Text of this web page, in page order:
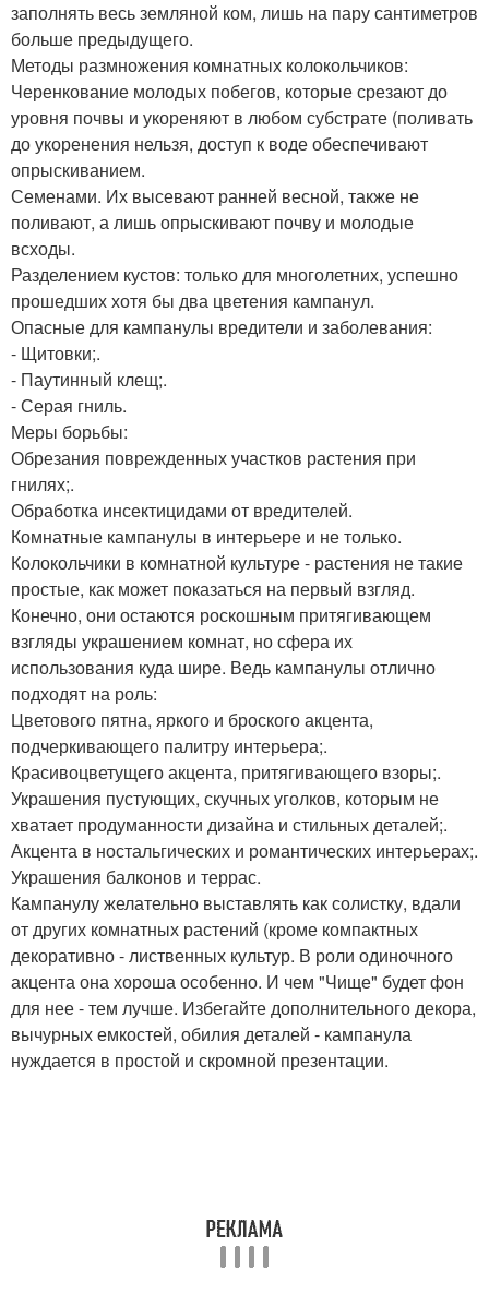
заполнять весь земляной ком, лишь на пару сантиметров
больше предыдущего.
Методы размножения комнатных колокольчиков:
Черенкование молодых побегов, которые срезают до
уровня почвы и укореняют в любом субстрате (поливать
до укоренения нельзя, доступ к воде обеспечивают
опрыскиванием.
Семенами. Их высевают ранней весной, также не
поливают, а лишь опрыскивают почву и молодые
всходы.
Разделением кустов: только для многолетних, успешно
прошедших хотя бы два цветения кампанул.
Опасные для кампанулы вредители и заболевания:
- Щитовки;.
- Паутинный клещ;.
- Серая гниль.
Меры борьбы:
Обрезания поврежденных участков растения при
гнилях;.
Обработка инсектицидами от вредителей.
Комнатные кампанулы в интерьере и не только.
Колокольчики в комнатной культуре - растения не такие
простые, как может показаться на первый взгляд.
Конечно, они остаются роскошным притягивающем
взгляды украшением комнат, но сфера их
использования куда шире. Ведь кампанулы отлично
подходят на роль:
Цветового пятна, яркого и броского акцента,
подчеркивающего палитру интерьера;.
Красивоцветущего акцента, притягивающего взоры;.
Украшения пустующих, скучных уголков, которым не
хватает продуманности дизайна и стильных деталей;.
Акцента в ностальгических и романтических интерьерах;.
Украшения балконов и террас.
Кампанулу желательно выставлять как солистку, вдали
от других комнатных растений (кроме компактных
декоративно - лиственных культур. В роли одиночного
акцента она хороша особенно. И чем "Чище" будет фон
для нее - тем лучше. Избегайте дополнительного декора,
вычурных емкостей, обилия деталей - кампанула
нуждается в простой и скромной презентации.